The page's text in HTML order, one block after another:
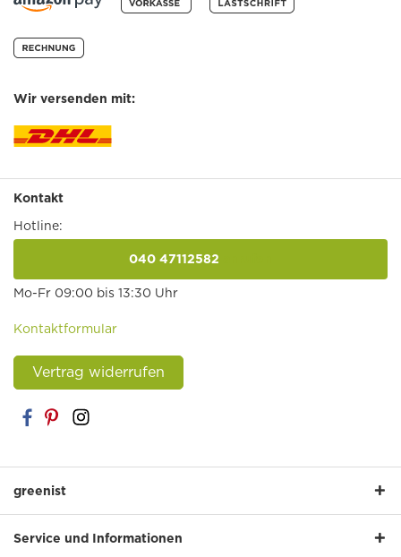
Wir versenden mit:
Kontakt
Hotline:
040 47112582
Mo-Fr 09:00 bis 13:30 Uhr
Kontaktformular
Vertrag widerrufen
greenist
Service und Informationen